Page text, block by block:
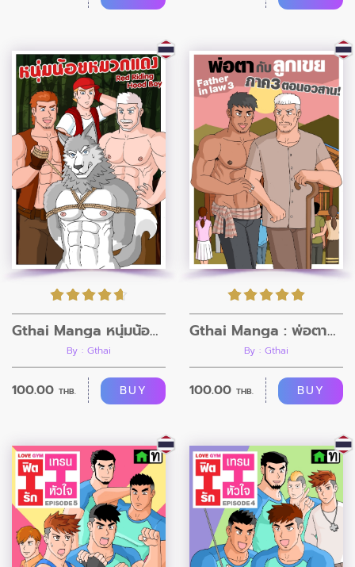
Gthai Manga หนุ่มน้อยหมวกแดง
By : Gthai
100.00 THB. BUY
Gthai Manga : พ่อตากับลูกเขย ภาค 3
By : Gthai
100.00 THB. BUY